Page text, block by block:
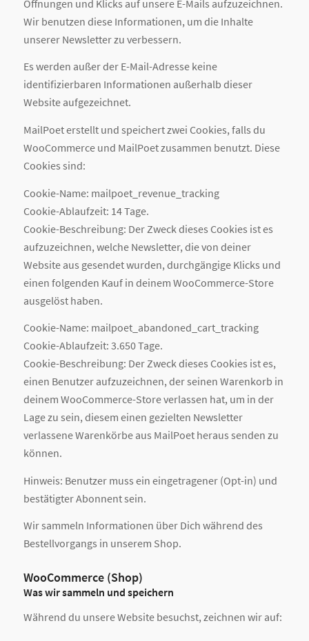
Öffnungen und Klicks auf unsere E-Mails aufzuzeichnen.
Wir benutzen diese Informationen, um die Inhalte
unserer Newsletter zu verbessern.
Es werden außer der E-Mail-Adresse keine
identifizierbaren Informationen außerhalb dieser
Website aufgezeichnet.
MailPoet erstellt und speichert zwei Cookies, falls du
WooCommerce und MailPoet zusammen benutzt. Diese
Cookies sind:
Cookie-Name: mailpoet_revenue_tracking
Cookie-Ablaufzeit: 14 Tage.
Cookie-Beschreibung: Der Zweck dieses Cookies ist es
aufzuzeichnen, welche Newsletter, die von deiner
Website aus gesendet wurden, durchgängige Klicks und
einen folgenden Kauf in deinem WooCommerce-Store
ausgelöst haben.
Cookie-Name: mailpoet_abandoned_cart_tracking
Cookie-Ablaufzeit: 3.650 Tage.
Cookie-Beschreibung: Der Zweck dieses Cookies ist es,
einen Benutzer aufzuzeichnen, der seinen Warenkorb in
deinem WooCommerce-Store verlassen hat, um in der
Lage zu sein, diesem einen gezielten Newsletter
verlassene Warenkörbe aus MailPoet heraus senden zu
können.
Hinweis: Benutzer muss ein eingetragener (Opt-in) und
bestätigter Abonnent sein.
Wir sammeln Informationen über Dich während des
Bestellvorgangs in unserem Shop.
WooCommerce (Shop)
Was wir sammeln und speichern
Während du unsere Website besuchst, zeichnen wir auf: